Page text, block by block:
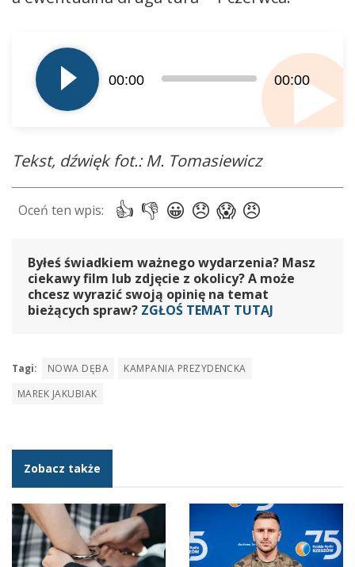
plików
dźwiękowych
00:00 00:00
Tekst, dźwięk fot.: M. Tomasiewicz
Byłeś świadkiem ważnego wydarzenia? Masz
ciekawy film lub zdjęcie z okolicy? A może
chcesz wyrazić swoją opinię na temat
bieżących spraw? ZGŁOŚ TEMAT TUTAJ
Tagi: NOWA DĘBA
KAMPANIA PREZYDENCKA
MAREK JAKUBIAK
Zobacz także